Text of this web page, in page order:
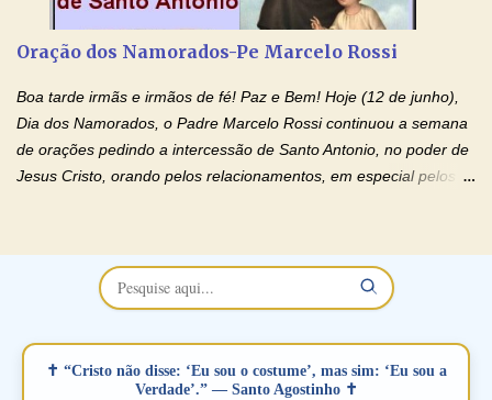
restaurar você e seu relacionamento. Adriana-Devoção e Fé
separados, devido ao envolvimento de outras pessoas no
relacionamento e que minaram, espiritualmente, a relação do
casal. Vamos orar (coloque o seu esposo ou esposa diante de
Deus). "Senhor Jesus, restaura os laços ...
Oração dos Namorados-Pe Marcelo Rossi
Boa tarde irmãs e irmãos de fé! Paz e Bem! Hoje (12 de junho),
Dia dos Namorados, o Padre Marcelo Rossi continuou a semana
de orações pedindo a intercessão de Santo Antonio, no poder de
Jesus Cristo, orando pelos relacionamentos, em especial pelos
maravilhosos cartões que coloquei aqui para vocês. Não perca
esta abençoada semana no Momento de Fé do Padre Marcelo,
vamos juntos formar esta forte corrente de orações. Você que
verdadeiro, ou que está com problemas no relacionamento
amoroso, creia na poderosa intercessão deste santo amigo:
✝ “Cristo não disse: ‘Eu sou o costume’, mas sim: ‘Eu sou a
Verdade’.” — Santo Agostinho ✝